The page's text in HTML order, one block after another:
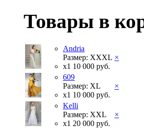
Товары в
Andria
Размер: XXXL
x1 10 000 руб.
×
609
Размер: XL
x1 10 000 руб.
×
Kelli
Размер: XXL
x1 20 000 руб.
×